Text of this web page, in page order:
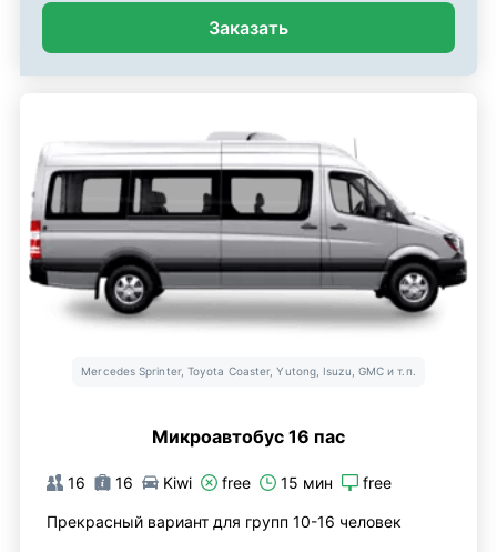
Заказать
Mercedes Sprinter, Toyota Coaster, Yutong, Isuzu, GMC и т.п.
Микроавтобус 16 пас
16 16 Kiwi free 15 мин free
Прекрасный вариант для групп 10-16 человек